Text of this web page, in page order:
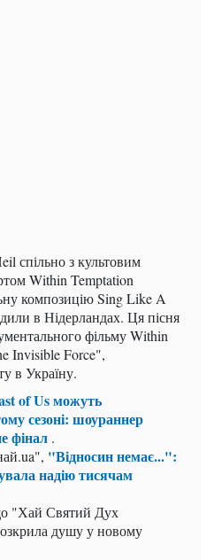
спільно з культовим
Within Temptation
композицію Sing Like A
в Нідерландах. Ця пісня
фільму Within
Invisible Force",
в Україну.
of Us можуть
сезоні: шоураннер
фінал .
"Відносин немає...":
надію тисячам
"Хай Святий Дух
душу у новому